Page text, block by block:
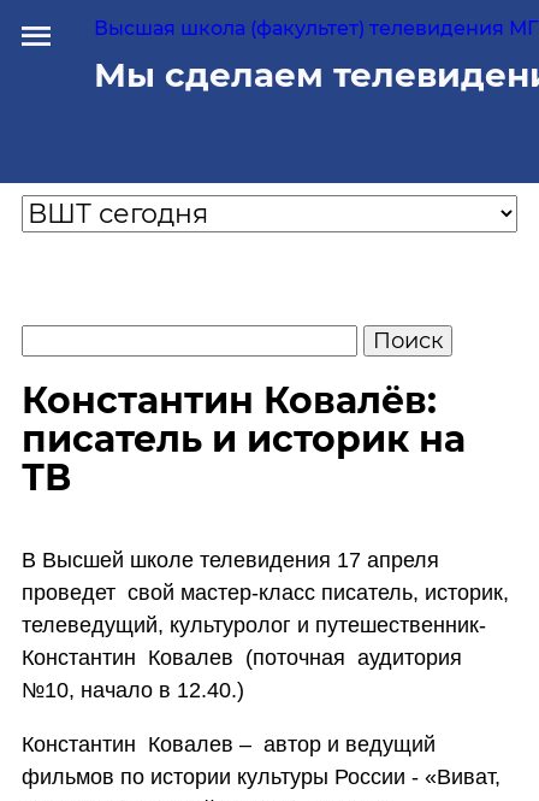
Высшая школа (факультет) телевидения
Мы сделаем
Константин Ковалёв:
писатель и историк на
ТВ
В Высшей школе телевидения 17 апреля
проведет свой мастер-класс писатель, историк,
телеведущий, культуролог и путешественник-
Константин Ковалев (поточная аудитория
№10, начало в 12.40.)
Константин Ковалев – автор и ведущий
фильмов по истории культуры России - «Виват,